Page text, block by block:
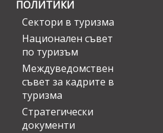
ПОЛИТИКИ
Сектори в туризма
Национален съвет
по туризъм
Междуведомствен
съвет за кадрите в
туризма
Стратегически
документи